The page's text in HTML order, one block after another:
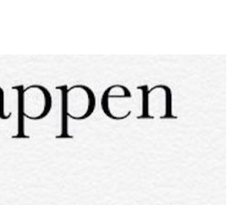
2015.
tout prix coucher sur Le Papier, pour vous rendre compte que vous les avez tenues
sommes certains de tenir !!)
à